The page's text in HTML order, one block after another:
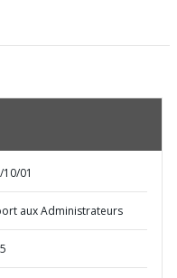
01
aux Administrateurs